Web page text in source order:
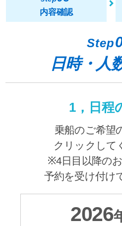
内容確認
Step
日時・人
1，日程
乗船のご希望
クリックして
※4日目以降の
予約を受け付け
2026